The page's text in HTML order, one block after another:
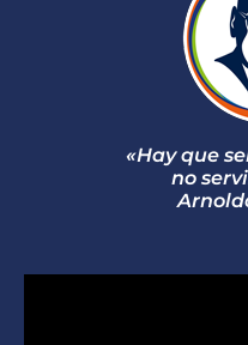
«Hay que
no